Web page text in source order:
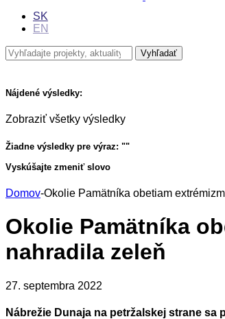
SK
EN
Nájdené výsledky:
Zobraziť všetky výsledky
Žiadne výsledky pre výraz: ""
Vyskúšajte zmeniť slovo
Domov-Okolie Pamätníka obetiam
Okolie Pamätníka
nahradila zeleň
27. septembra 2022
Nábrežie Dunaja na petržalskej strane